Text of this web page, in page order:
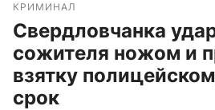
КРИМИНАЛ
Свердловчанка
сожителя ножом и
взятку
срок